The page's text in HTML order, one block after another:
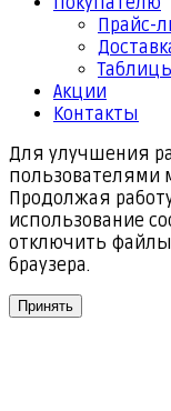
Прайс-
Акции
Контакты
Для улучшения
пользователями
Продолжая
использование
отключить файлы
браузера.
Принять